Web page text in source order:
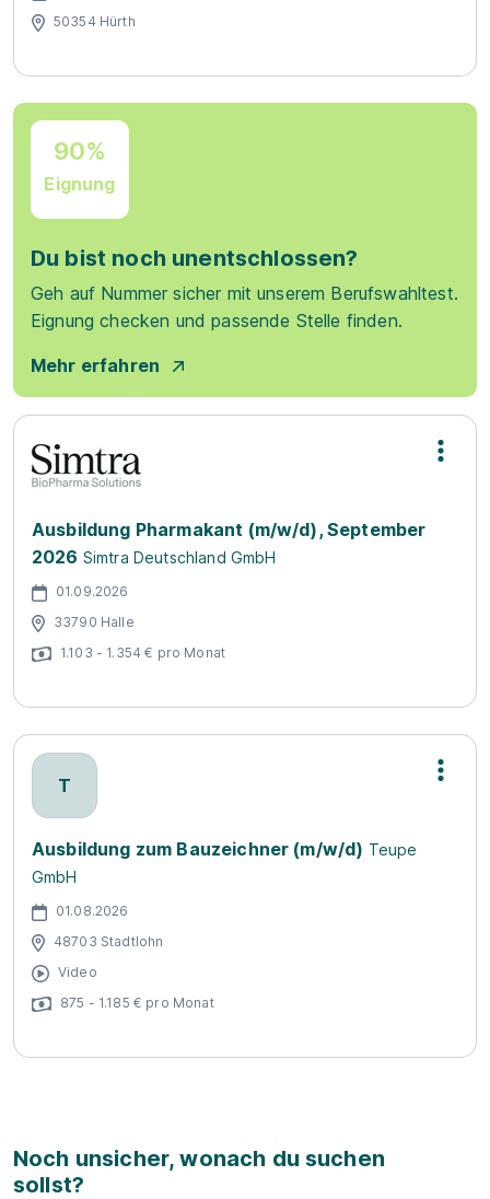
50354 Hürth
90%
Eignung
Du bist noch unentschlossen?
Geh auf Nummer sicher mit unserem Berufswahltest.
Eignung checken und passende Stelle finden.
Mehr erfahren
Ausbildung Pharmakant (m/w/d), September
2026 Simtra Deutschland GmbH
01.09.2026
33790 Halle
1.103 - 1.354 € pro Monat
T
Ausbildung zum Bauzeichner (m/w/d) Teupe
GmbH
01.08.2026
48703 Stadtlohn
Video
875 - 1.185 € pro Monat
Noch unsicher, wonach du suchen
sollst?